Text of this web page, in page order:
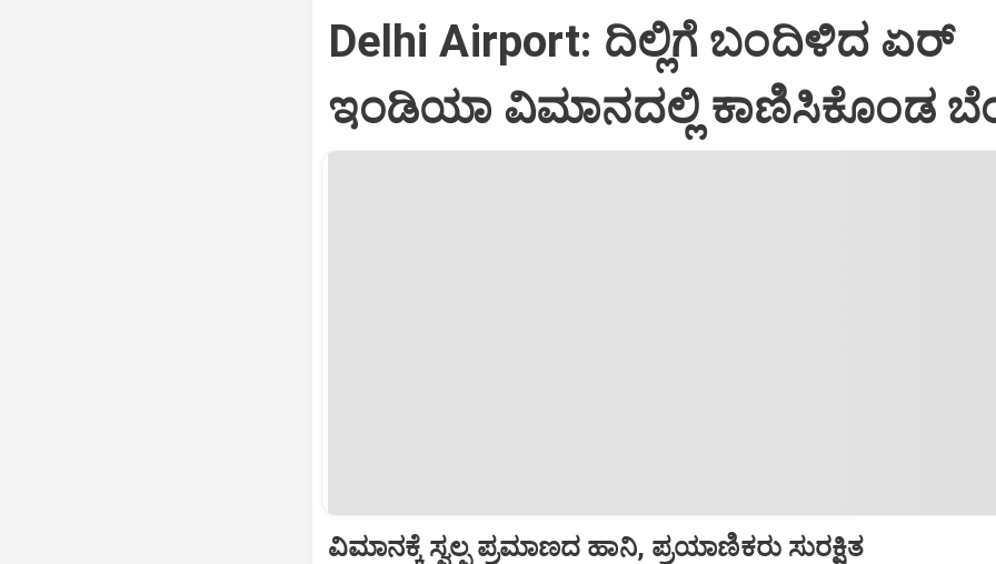
Delhi Airport: ದಿಲ್ಲಿಗೆ ಬಂದಿಳಿದ ಏರ್‌
ಇಂಡಿಯಾ ವಿಮಾನದಲ್ಲಿ ಕಾಣಿಸಿಕೊಂಡ
ವಿಮಾನಕ್ಕೆ ಸ್ವಲ್ಪ ಪ್ರಮಾಣದ ಹಾನಿ, ಪ್ರಯಾಣಿಕರು ಸುರಕ್ಷಿತ